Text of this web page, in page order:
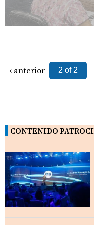
‹ anterior 2 of 2
CONTENIDO